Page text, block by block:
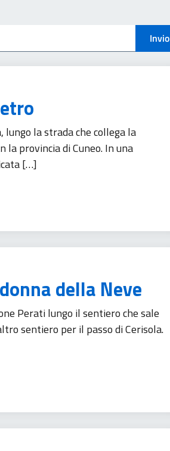
Invio
lungo la strada che collega la
la provincia di Cuneo. In una
[…]
della Neve
Perati lungo il sentiero che sale
sentiero per il passo di Cerisola.